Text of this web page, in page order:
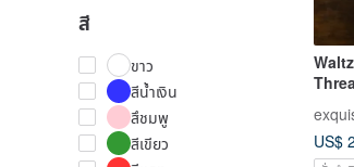
สี
ขาว
สีน้ำเงิน
สึชมพู
สีเขียว
US$